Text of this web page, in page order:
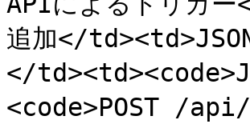
追加</
</
<code>POST /